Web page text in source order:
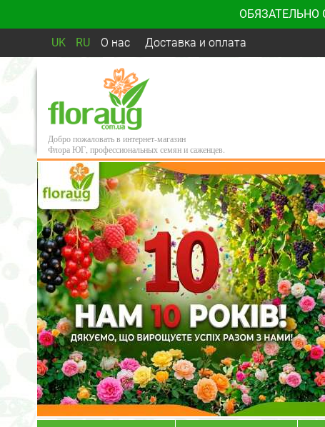
ОБЯЗАТЕЛЬНО
UK RU О нас Доставка и оплата
Добро пожаловать в интернет-магазин
Флора ЮГ, профессиональных семян и саженцев.